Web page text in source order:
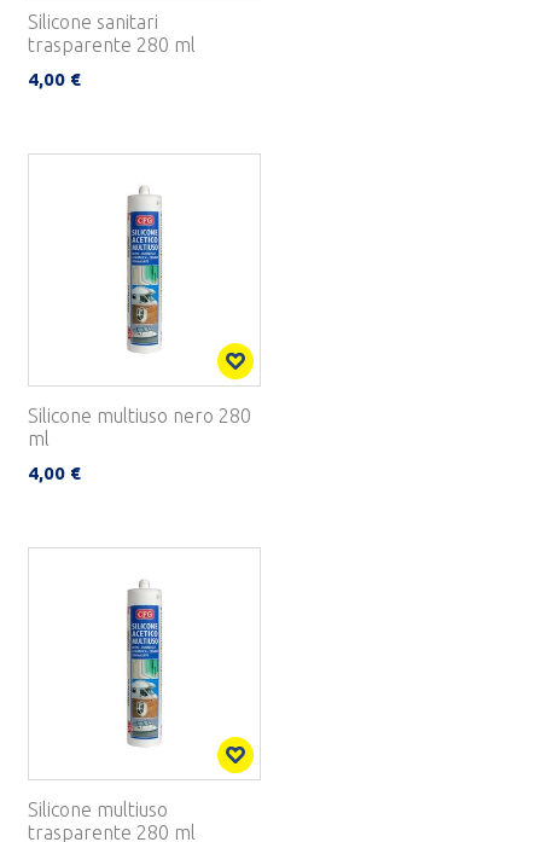
Silicone sanitari
trasparente 280 ml
4,00 €
Silicone multiuso nero 280
ml
4,00 €
Silicone multiuso
trasparente 280 ml